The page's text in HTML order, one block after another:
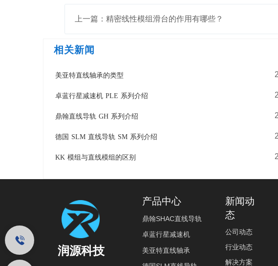
上一篇：精密线性模组滑台的作用有哪些？
相关新闻
美亚特直线轴承的类型
卓蓝行星减速机 PLE 系列介绍
鼎翰直线导轨 GH 系列介绍
德国 SLM 直线导轨 SM 系列介绍
KK 模组与直线模组的区别
润源科技
产品中心
鼎翰SHAC直线导轨
卓蓝行星减速机
美亚特直线轴承
新闻动
态
公司动态
行业动态
解决方案